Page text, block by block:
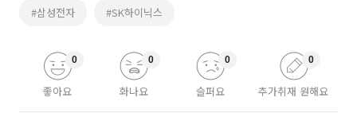
#삼성전자 #SK하이닉스
좋아요
0
화나요
0
슬퍼요
0
추가취재 원해요
0